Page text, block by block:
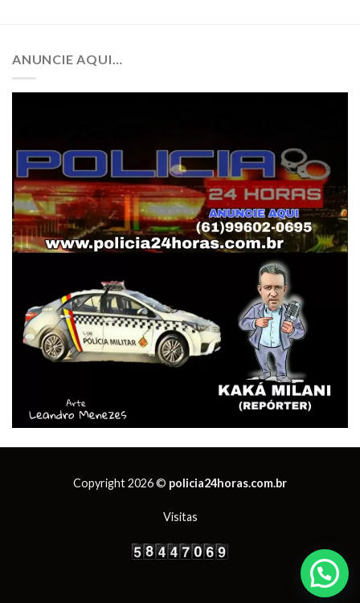
ANUNCIE AQUI…
Copyright 2026 © policia24horas.com.br
Visitas